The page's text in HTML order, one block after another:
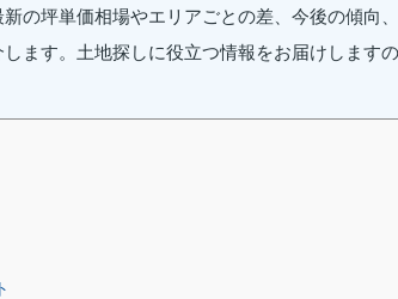
の坪単価相場やエリアごとの差、今後の傾向、
ます。土地探しに役立つ情報をお届けしますの